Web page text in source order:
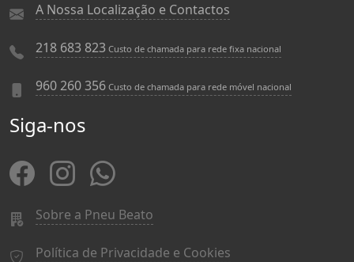
A Nossa Localização e Contactos
218 683 823 Custo de chamada para rede fixa nacional
960 260 356 Custo de chamada para rede móvel nacional
Siga-nos
Sobre a Pneu Beato
Política de Privacidade e Cookies